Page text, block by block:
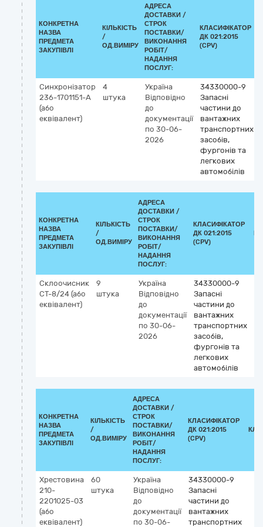
КОНКРЕТНА
НАЗВА
ПРЕДМЕТА
ЗАКУПІВЛІ
КІЛЬКІСТЬ
/
ОД.ВИМІРУ
АДРЕСА
ДОСТАВКИ /
СТРОК
ПОСТАВКИ/
ВИКОНАННЯ
РОБІТ/
НАДАННЯ
ПОСЛУГ:
КЛАСИФІКАТОР
ДК 021:2015
(CPV)
Синхронізатор
236-1701151-А
(або
еквівалент)
4
штука
Україна
Відповідно
до
документації
по 30-06-
2026
34330000-9
Запасні
частини до
вантажних
транспортних
засобів,
фургонів та
легкових
автомобілів
КОНКРЕТНА
НАЗВА
ПРЕДМЕТА
ЗАКУПІВЛІ
КІЛЬКІСТЬ
/
ОД.ВИМІРУ
АДРЕСА
ДОСТАВКИ /
СТРОК
ПОСТАВКИ/
ВИКОНАННЯ
РОБІТ/
НАДАННЯ
ПОСЛУГ:
КЛАСИФІКАТОР
ДК 021:2015
(CPV)
Склоочисник
СТ-8/24 (або
еквівалент)
9
штука
Україна
Відповідно
до
документації
по 30-06-
2026
34330000-9
Запасні
частини до
вантажних
транспортних
засобів,
фургонів та
легкових
автомобілів
КОНКРЕТНА
НАЗВА
ПРЕДМЕТА
ЗАКУПІВЛІ
КІЛЬКІСТЬ
/
ОД.ВИМІРУ
АДРЕСА
ДОСТАВКИ /
СТРОК
ПОСТАВКИ/
ВИКОНАННЯ
РОБІТ/
НАДАННЯ
ПОСЛУГ:
КЛАСИФІКАТОР
ДК 021:2015
(CPV)
Хрестовина
210-
2201025-03
(або
еквівалент)
60
штука
Україна
Відповідно
до
документації
по 30-06-
34330000-9
Запасні
частини до
вантажних
транспортних